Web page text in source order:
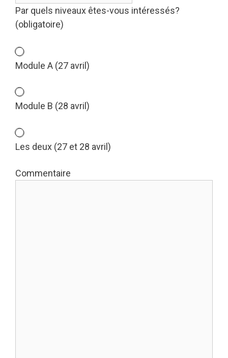
Par quels niveaux êtes-vous intéressés?
(obligatoire)
Module A (27 avril)
Module B (28 avril)
Les deux (27 et 28 avril)
Commentaire